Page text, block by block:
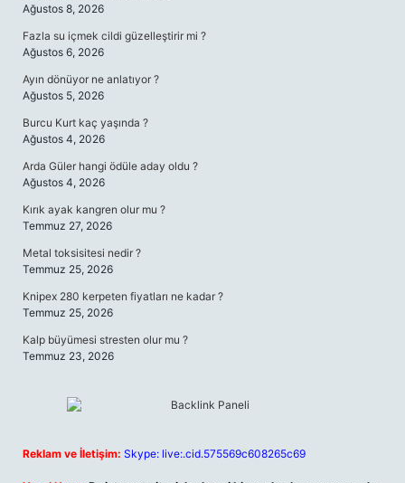
Ağustos 8, 2026
Fazla su içmek cildi güzelleştirir mi ?
Ağustos 6, 2026
Ayın dönüyor ne anlatıyor ?
Ağustos 5, 2026
Burcu Kurt kaç yaşında ?
Ağustos 4, 2026
Arda Güler hangi ödüle aday oldu ?
Ağustos 4, 2026
Kırık ayak kangren olur mu ?
Temmuz 27, 2026
Metal toksisitesi nedir ?
Temmuz 25, 2026
Knipex 280 kerpeten fiyatları ne kadar ?
Temmuz 25, 2026
Kalp büyümesi stresten olur mu ?
Temmuz 23, 2026
Reklam ve İletişim: Skype: live:.cid.575569c608265c69